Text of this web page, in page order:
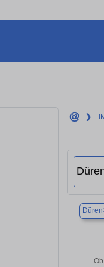
❯
Düren